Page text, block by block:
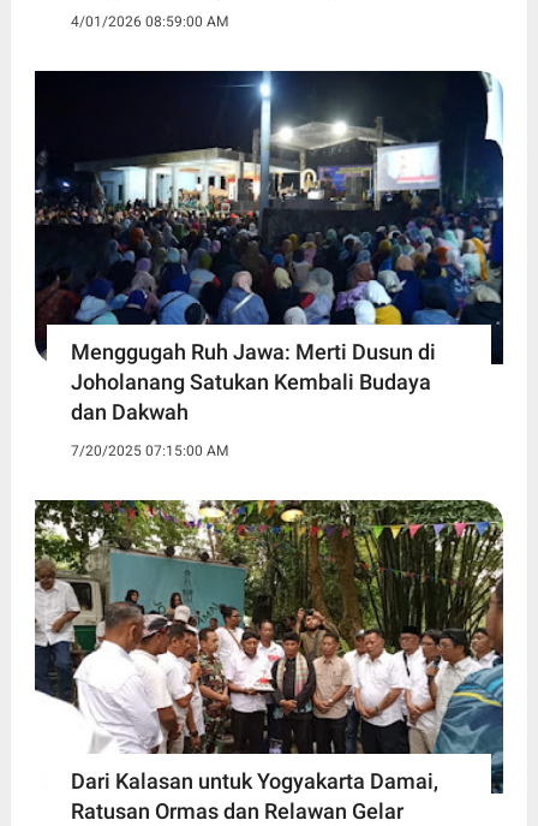
4/01/2026 08:59:00 AM
Menggugah Ruh Jawa: Merti Dusun di
Joholanang Satukan Kembali Budaya
dan Dakwah
7/20/2025 07:15:00 AM
Dari Kalasan untuk Yogyakarta Damai,
Ratusan Ormas dan Relawan Gelar